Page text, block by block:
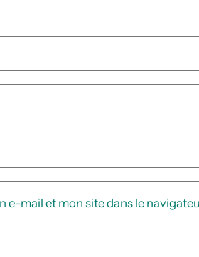
e-mail et mon site dans le